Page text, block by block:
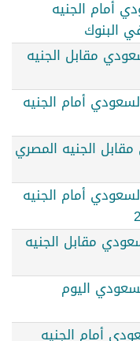
أمام الجنيه
مقابل الجنيه
أمام الجنيه
الجنيه المصري
أمام الجنيه
مقابل الجنيه
اليوم
أمام الجنيه